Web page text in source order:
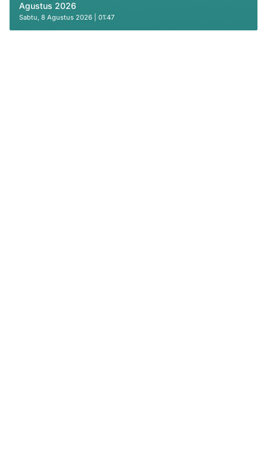
Agustus 2026
Sabtu, 8 Agustus 2026 | 01:47